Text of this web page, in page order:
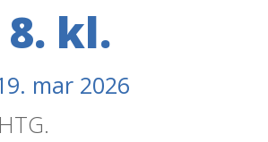
kl.
mar 2026